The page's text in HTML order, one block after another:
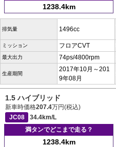
1238.4km
排気量 1496cc
ミッション フロアCVT
最大出力 74ps/4800rpm
生産期間
2017年10月～201
9年08月
1.5 ハイブリッド
新車時価格207.4万円(税込)
JC08
34.4km/L
満タンでどこまで走る？
1238.4km